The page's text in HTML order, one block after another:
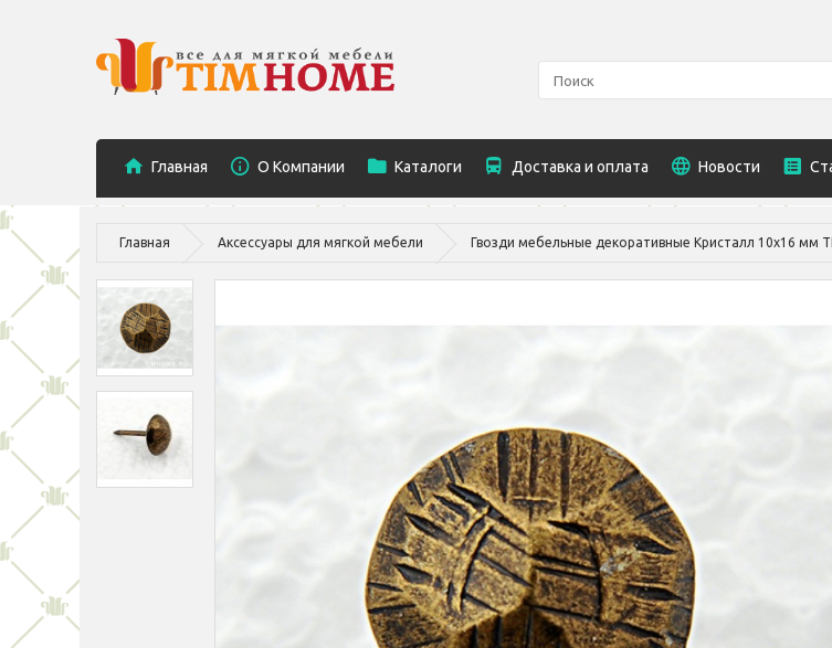
Главная O Компании Каталоги Доставка и оплата Новости
Главная Аксессуары для мягкой мебели Гвозди мебельные декоративные Кристалл 10х16 мм